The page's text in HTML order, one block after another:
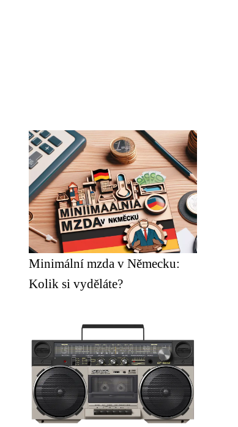
Minimální mzda v Německu:
Kolik si vyděláte?